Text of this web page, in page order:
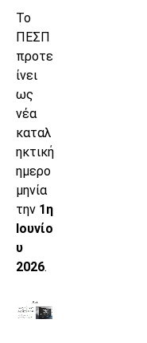
Το
ΠΕΣΠ
προτε
ίνει
ως
νέα
καταλ
ηκτική
ημερο
μηνία
την 1η
Ιουνίο
υ
2026.